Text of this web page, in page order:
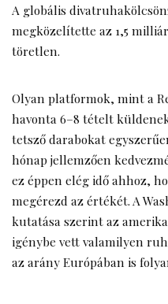
A globális
megközelítette az 1,5
töretlen.
Olyan platformok, mint a
havonta 6–8 tételt
tetsző darabokat
hónap jellemzően
ez éppen elég idő ahhoz,
megérezd az értékét. A
kutatása szerint az
igénybe vett valamilyen
az arány Európában is